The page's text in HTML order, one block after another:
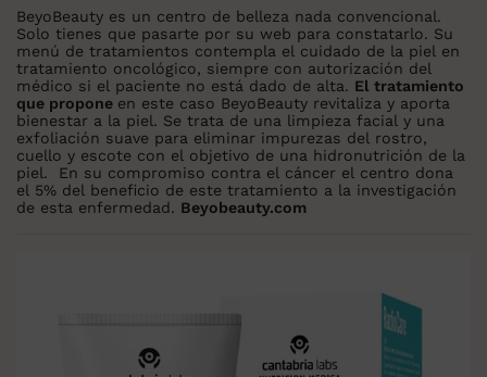
BeyoBeauty es un centro de belleza nada convencional.
Solo tienes que pasarte por su web para constatarlo. Su
menú de tratamientos contempla el cuidado de la piel en
tratamiento oncológico, siempre con autorización del
médico si el paciente no está dado de alta. El tratamiento
que propone en este caso BeyoBeauty revitaliza y aporta
bienestar a la piel. Se trata de una limpieza facial y una
exfoliación suave para eliminar impurezas del rostro,
cuello y escote con el objetivo de una hidronutrición de la
piel. En su compromiso contra el cáncer el centro dona
el 5% del beneficio de este tratamiento a la investigación
de esta enfermedad. Beyobeauty.com